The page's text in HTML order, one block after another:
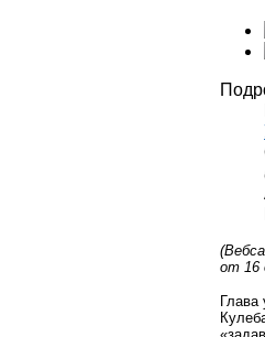
от 16
Глава